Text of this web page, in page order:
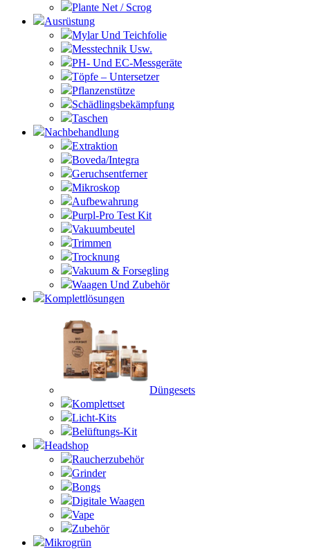
Plante Net / Scrog
Ausrüstung
Mylar Und Teichfolie
Messtechnik Usw.
PH- Und EC-Messgeräte
Töpfe – Untersetzer
Pflanzenstütze
Schädlingsbekämpfung
Taschen
Nachbehandlung
Extraktion
Boveda/Integra
Geruchsentferner
Mikroskop
Aufbewahrung
Purpl-Pro Test Kit
Vakuumbeutel
Trimmen
Trocknung
Vakuum & Forsegling
Waagen Und Zubehör
Komplettlösungen
Düngesets
Komplettset
Licht-Kits
Belüftungs-Kit
Headshop
Raucherzubehör
Grinder
Bongs
Digitale Waagen
Vape
Zubehör
Mikrogrün